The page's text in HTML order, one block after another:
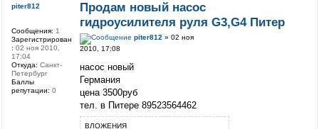
Продам новый насос
гидроусилителя руля G3,G4 Питер
piter812» 02 ноя
2010, 17:08
насос новый
Германия
цена 3500руб
тел. в Питере 89523564462
ВЛОЖЕНИЯ
piter812
Сообщения: 1
Зарегистрирован
: 02 ноя 2010,
17:04
Откуда: Санкт-
Петербург
Баллы
репутации: 0